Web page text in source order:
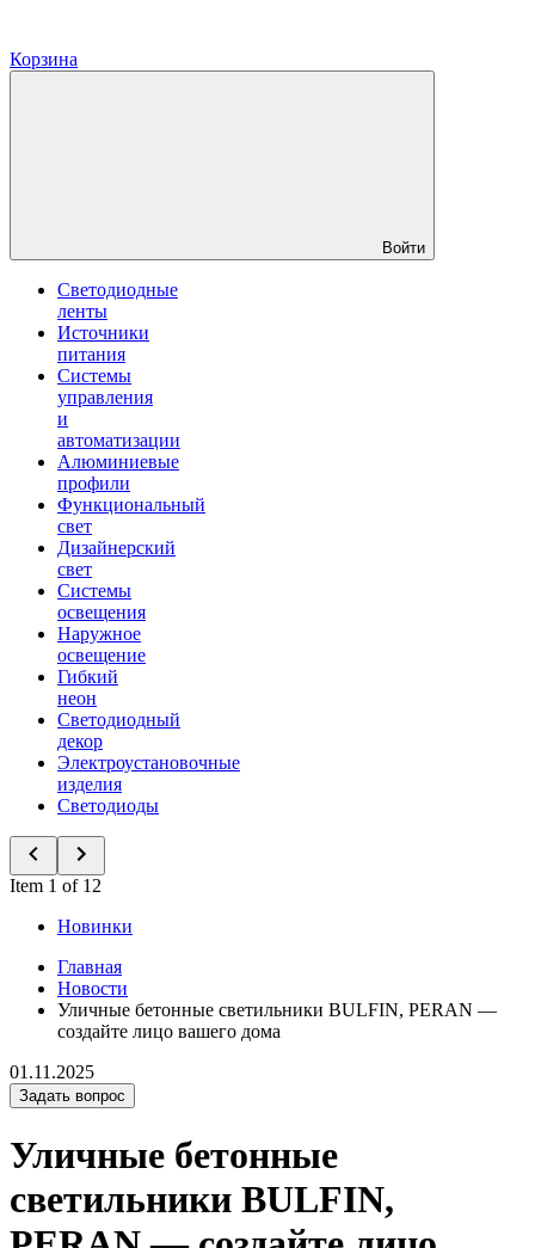
Корзина
Войти
Светодиодные
ленты
Источники
питания
Системы
управления
и
автоматизации
Алюминиевые
профили
Функциональный
свет
Дизайнерский
свет
Системы
освещения
Наружное
освещение
Гибкий
неон
Светодиодный
декор
Электроустановочные
изделия
Светодиоды
Item 1 of 12
Новинки
Главная
Новости
Уличные бетонные светильники BULFIN, PERAN —
cоздайте лицо вашего дома
01.11.2025
Задать вопрос
Уличные бетонные
светильники BULFIN,